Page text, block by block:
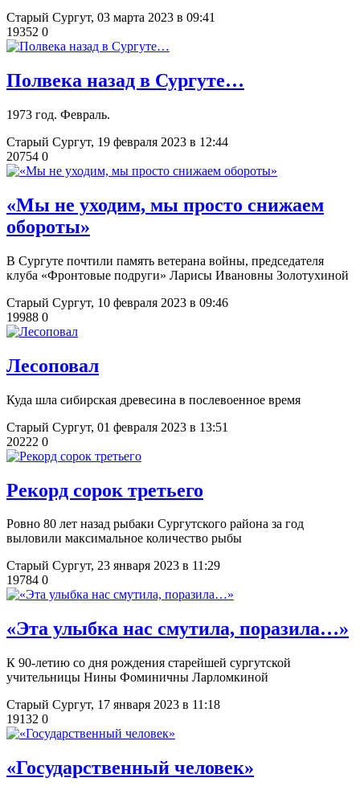
Старый Сургут, 03 марта 2023 в 09:41
19352 0
Полвека назад в Сургуте…
1973 год. Февраль.
Старый Сургут, 19 февраля 2023 в 12:44
20754 0
«Мы не уходим, мы просто снижаем
обороты»
В Сургуте почтили память ветерана войны, председателя
клуба «Фронтовые подруги» Ларисы Ивановны Золотухиной
Старый Сургут, 10 февраля 2023 в 09:46
19988 0
Лесоповал
Куда шла сибирская древесина в послевоенное время
Старый Сургут, 01 февраля 2023 в 13:51
20222 0
Рекорд сорок третьего
Ровно 80 лет назад рыбаки Сургутского района за год
выловили максимальное количество рыбы
Старый Сургут, 23 января 2023 в 11:29
19784 0
«Эта улыбка нас смутила, поразила…»
К 90-летию со дня рождения старейшей сургутской
учительницы Нины Фоминичны Ларломкиной
Старый Сургут, 17 января 2023 в 11:18
19132 0
​«Государственный человек»